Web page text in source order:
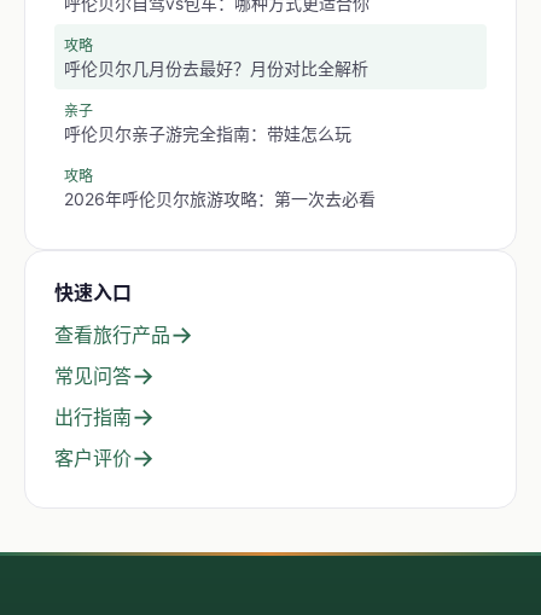
攻略
呼伦贝尔几月份去最好？月份对比全解析
亲子
呼伦贝尔亲子游完全指南：带娃怎么玩
攻略
2026年呼伦贝尔旅游攻略：第一次去必看
快速入口
查看旅行产品→
常见问答→
出行指南→
客户评价→